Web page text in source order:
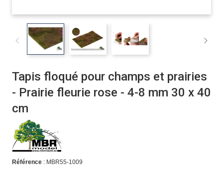
Tapis floqué pour champs et prairies
- Prairie fleurie rose - 4-8 mm 30 x 40
cm
Référence: MBR55-1009